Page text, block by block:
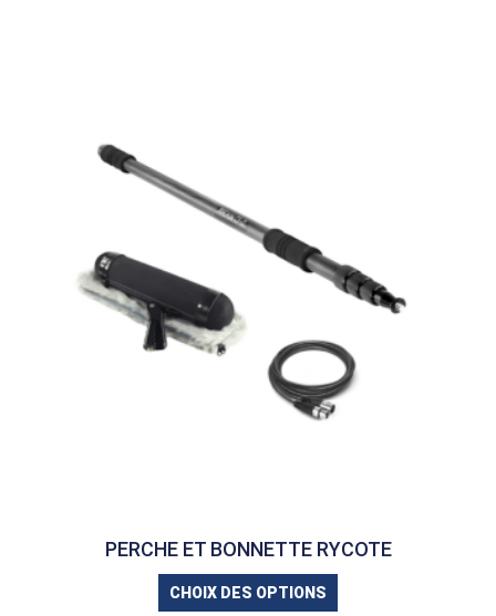
PERCHE ET BONNETTE RYCOTE
CHOIX DES OPTIONS